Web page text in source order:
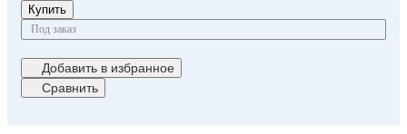
Купить
Под заказ
Добавить в избранное
Сравнить